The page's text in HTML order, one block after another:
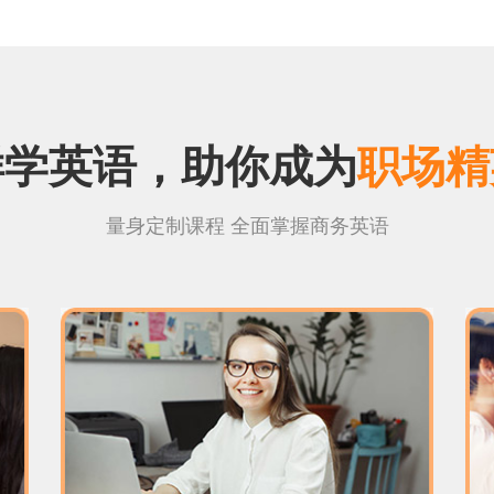
英语，助你成为职场
量身定制课程 全面掌握商务英语